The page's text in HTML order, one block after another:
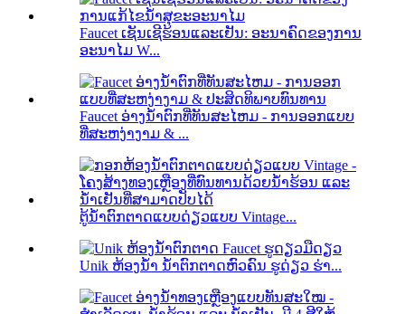
Faucet ເຊັນເຊີຮ້ອນແລະເຢັນ: ອະນາຄົດຂອງການ
ອະນາໄມ W...
Faucet ອ່າງນ້ໍາຕົກທີ່ທັນສະໄຫມ - ການອອກແບບ
ທີ່ສະຫງ່າງາມ & ...
ຕູ້ນ້ຳຕົກຕາດແບບດ່ຽວແບບ Vintage...
Unik ຫ້ອງນໍ້າ ນໍ້າຕົກຕາດຫົວຄົນ ຮູດ່ຽວ ຮ່າ...